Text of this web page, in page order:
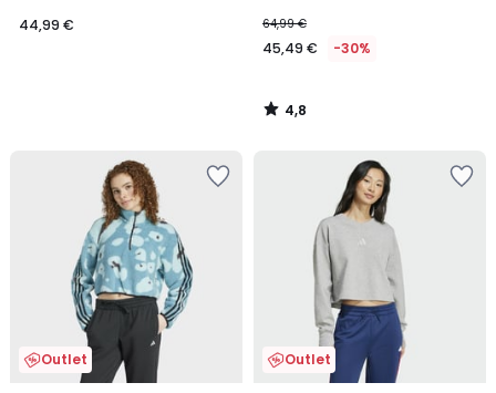
44,99 €
64,99 €
45,49 € -30%
4,8
/
Outlet Outlet